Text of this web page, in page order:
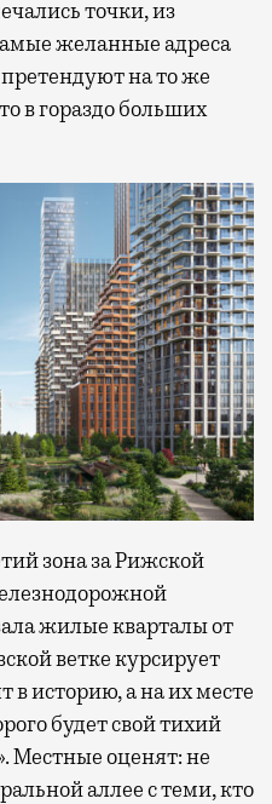
точки, из
желанные адреса
на то же
в гораздо больших
зона за Рижской
жилые кварталы от
ветке курсирует
в историю, а на их месте
будет свой тихий
Местные оценят: не
аллее с теми, кто